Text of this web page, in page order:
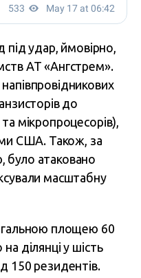
під удар, ймовірно,
АТ «Ангстрем».
до
мікропроцесорів),
США. Також, за
було атаковано
масштабну
площею 60
ділянці у шість
150 резидентів.